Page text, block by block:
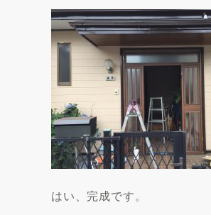
はい、完成です。